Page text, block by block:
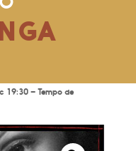
19:30 – Tempo de